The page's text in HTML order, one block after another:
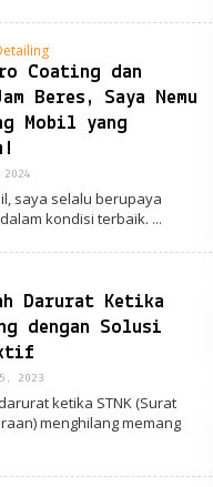
Coating dan
Beres, Saya Nemu
Mobil yang
By
saya selalu berupaya
kondisi terbaik.
Darurat Ketika
dengan Solusi
5, 2023By
ketika STNK (Surat
menghilang memang